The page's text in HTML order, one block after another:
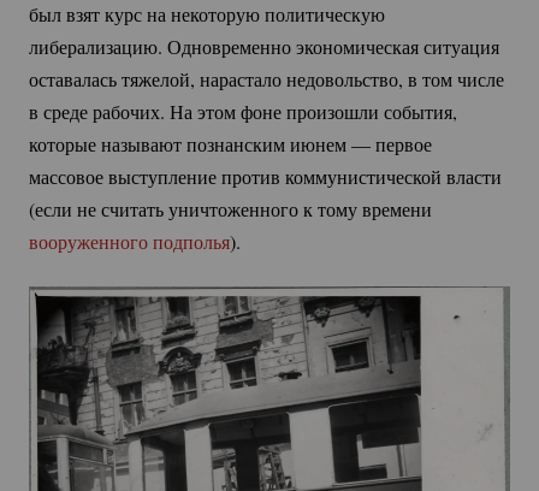
был взят курс на некоторую политическую
либерализацию. Одновременно экономическая ситуация
оставалась тяжелой, нарастало недовольство, в том числе
в среде рабочих. На этом фоне произошли события,
которые называют познанским июнем — первое
массовое выступление против коммунистической власти
(если не считать уничтоженного к тому времени
вооруженного подполья).